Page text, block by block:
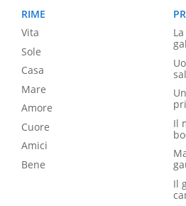
RIME
Vita
Sole
Casa
Mare
Amore
Cuore
Amici
Bene
Il
Il